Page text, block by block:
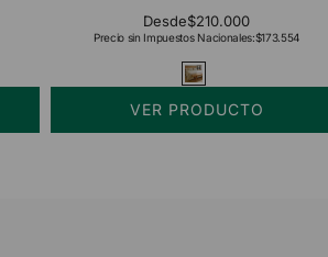
Desde$210.000
Precio sin Impuestos Nacionales:$173.554
VER PRODUCTO